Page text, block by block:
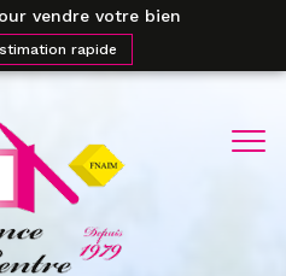
vendre votre bien
rapide